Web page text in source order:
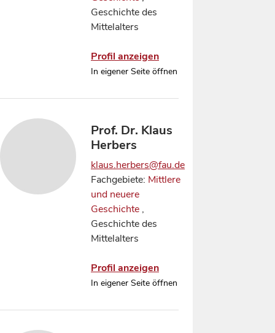
Geschichte des
Mittelalters
Profil anzeigen
In eigener Seite öffnen
Prof. Dr. Klaus
Herbers
klaus.herbers@fau.de
Fachgebiete: Mittlere
und neuere
Geschichte ,
Geschichte des
Mittelalters
Profil anzeigen
In eigener Seite öffnen